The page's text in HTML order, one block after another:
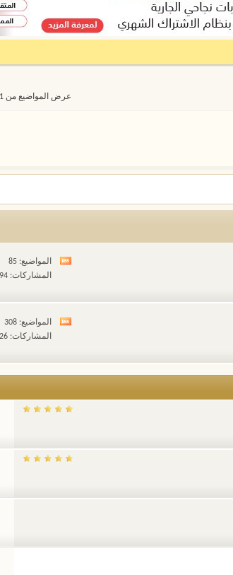
عرض المواضيع من 1 إلى 20 من 12473
مشاهدة
هذا
المنتدى
المواضيع: 85
المشاركات: 3,894
مشاهدة
هذا
المواضيع: 308
المشاركات: 1,026